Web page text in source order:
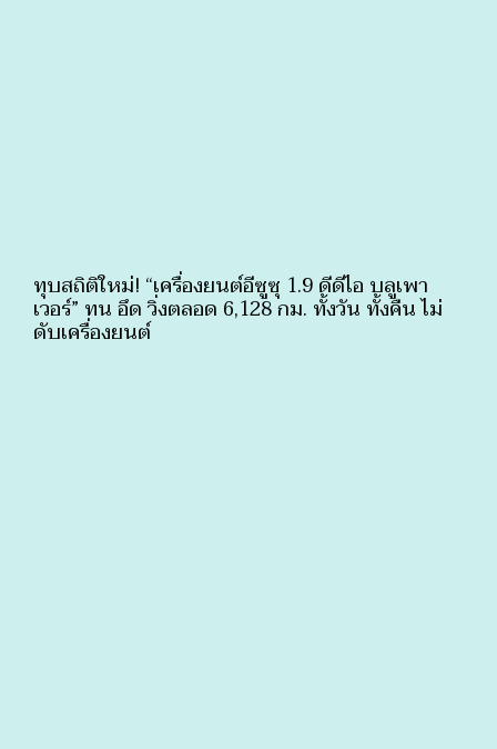
ทุบสถิติใหม่! “เครื่องยนต์อีซูซุ 1.9 ดีดีไอ บลูเพา
เวอร์” ทน อึด วิ่งตลอด 6,128 กม. ทั้งวัน ทั้งคืน ไม่
ดับเครื่องยนต์